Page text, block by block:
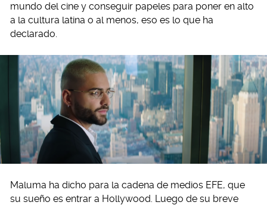
mundo del cine y conseguir papeles para poner en alto
a la cultura latina o al menos, eso es lo que ha
declarado.
Maluma ha dicho para la cadena de medios EFE, que
su sueño es entrar a Hollywood. Luego de su breve